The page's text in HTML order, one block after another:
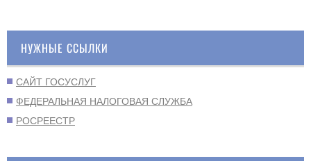
НУЖНЫЕ ССЫЛКИ
САЙТ ГОСУСЛУГ
ФЕДЕРАЛЬНАЯ НАЛОГОВАЯ СЛУЖБА
РОСРЕЕСТР